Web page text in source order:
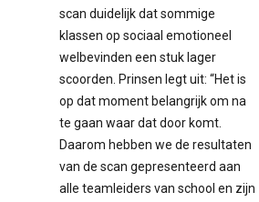
scan duidelijk dat sommige
klassen op sociaal emotioneel
welbevinden een stuk lager
scoorden. Prinsen legt uit: “Het is
op dat moment belangrijk om na
te gaan waar dat door komt.
Daarom hebben we de resultaten
van de scan gepresenteerd aan
alle teamleiders van school en zijn